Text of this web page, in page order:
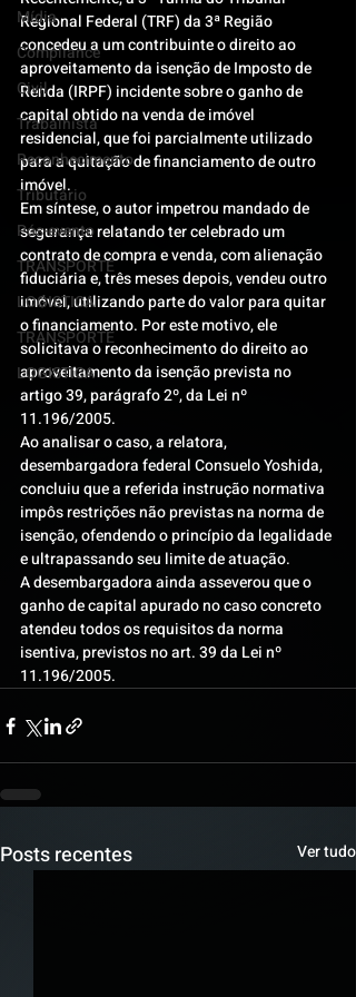
Mídia
Compliance
Civil
Trabalhista
Reconhecimento
Tributário
Pós-evento
TRANSPORTE
LOGISTICA
TRANSPORTE
LOGISTICA
Regional Federal (TRF) da 3ª Região
concedeu a um contribuinte o direito ao
aproveitamento da isenção de Imposto de
Renda (IRPF) incidente sobre o ganho de
capital obtido na venda de imóvel
residencial, que foi parcialmente utilizado
para a quitação de financiamento de outro
imóvel.
Em síntese, o autor impetrou mandado de
segurança relatando ter celebrado um
contrato de compra e venda, com alienação
fiduciária e, três meses depois, vendeu outro
imóvel, utilizando parte do valor para quitar
o financiamento. Por este motivo, ele
solicitava o reconhecimento do direito ao
aproveitamento da isenção prevista no
artigo 39, parágrafo 2º, da Lei nº
11.196/2005.
Ao analisar o caso, a relatora,
desembargadora federal Consuelo Yoshida,
concluiu que a referida instrução normativa
impôs restrições não previstas na norma de
isenção, ofendendo o princípio da legalidade
e ultrapassando seu limite de atuação.
A desembargadora ainda asseverou que o
ganho de capital apurado no caso concreto
atendeu todos os requisitos da norma
isentiva, previstos no art. 39 da Lei nº
11.196/2005.
Posts recentes Ver tudo